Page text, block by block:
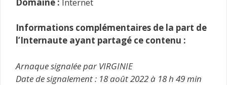
Informations complémentaires de la part de
l’Internaute ayant partagé ce contenu :
Arnaque signalée par VIRGINIE
Date de signalement : 18 août 2022 à 18 h 49 min